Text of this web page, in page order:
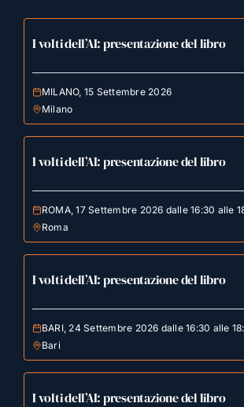
I volti dell’AI: presentazione del libro
MILANO, 15 Settembre 2026
Milano
I volti dell’AI: presentazione del libro
ROMA, 17 Settembre 2026 dalle 16:30 alle
Roma
I volti dell’AI: presentazione del libro
BARI, 24 Settembre 2026 dalle 16:30 alle
Bari
I volti dell’AI: presentazione del libro